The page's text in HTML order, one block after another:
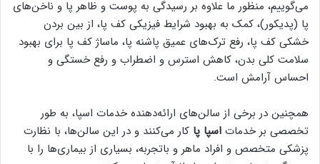
می‌گوییم، منظور ما علاوه بر رسیدگی به پوست و ظاهر پا و ناخن‌های
پا (پدیکور)، کمک به بهبود شرایط فیزیکی کف پا، از بین بردن
خشکی کف پا، رفع ترک‌های عمیق پاشنه پا، ماساژ کف پا برای بهبود
سلامت کلی بدن، کاهش استرس و اضطراب و رفع خستگی و
احساس آرامش است.
همچنین در برخی از سالن‌های ارائه‌دهنده خدمات اسپا، به طور
تخصصی بر خدمات اسپا پا کار می‌کنند و در این سالن‌ها، با نظارت
پزشکی متخصص و افراد ماهر و باتجربه، بسیاری از بیماری‌ها را با